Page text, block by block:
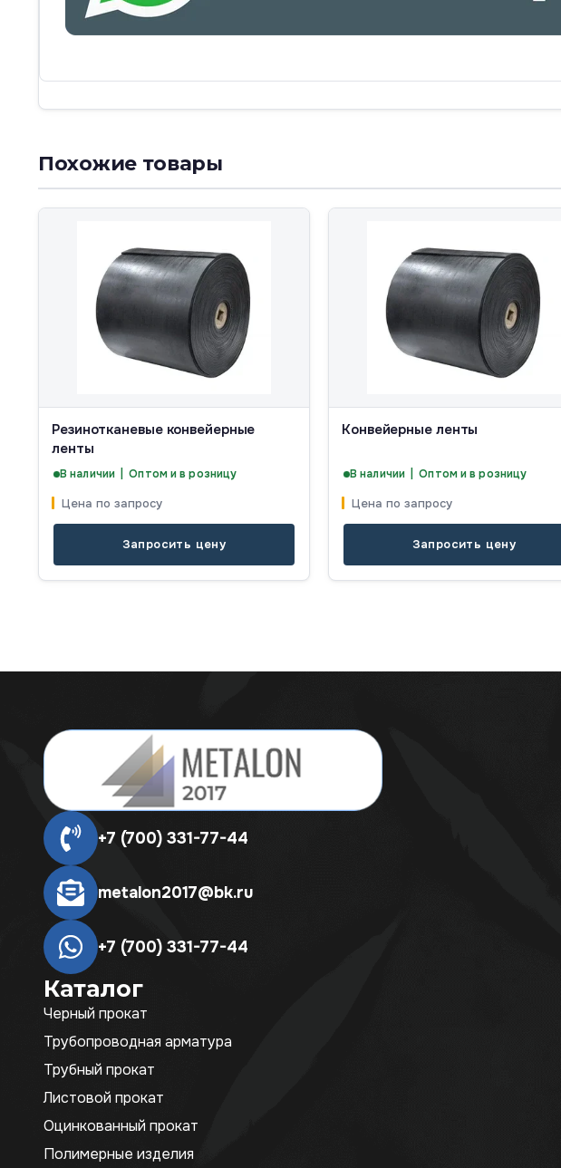
Похожие товары
Резинотканевые конвейерные
ленты
В наличии | Оптом и в розницу
Цена по запросу
Запросить цену
Конвейерные ленты
В наличии | Оптом и в розницу
Цена по запросу
Запросить цену
+7 (700) 331-77-44
metalon2017@bk.ru
+7 (700) 331-77-44
Каталог
Черный прокат
Трубопроводная арматура
Трубный прокат
Листовой прокат
Оцинкованный прокат
Полимерные изделия